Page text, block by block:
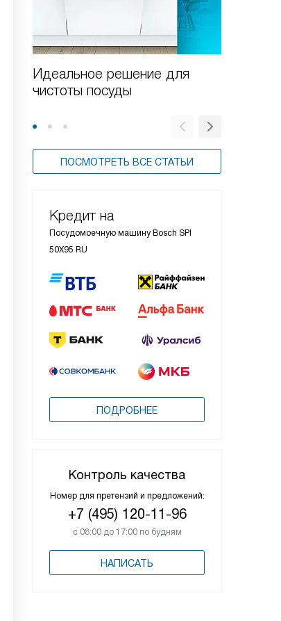
Идеальное решение для
чистоты посуды
ПОСМОТРЕТЬ ВСЕ СТАТЬИ
Кредит на
Посудомоечную машину Bosch SPI
50X95 RU
ПОДРОБНЕЕ
Контроль качества
Номер для претензий и предложений:
+7 (495) 120-11-96
с 08:00 до 17:00 по будням
НАПИСАТЬ